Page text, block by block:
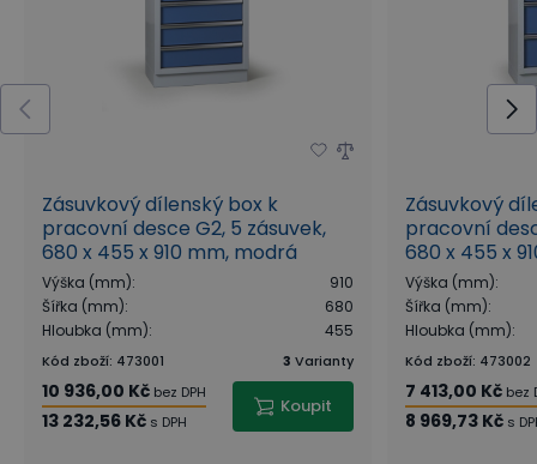
Zásuvkový dílenský box k
pracovní desce G2, 5 zásuvek,
680 x 455 x 910 mm, modrá
Výška (mm):
910
Šířka (mm):
680
Hloubka (mm): 455
Kód zboží: 473001 3 Varianty
10 936,00 Kč bez DPH
13 232,56 Kč s DPH
Koupit
Zásuvkový
pracovní
680 x 455 x
Výška (mm):
Šířka (mm):
Hloubka (mm):
Kód zboží: 473002
7 413,00 Kč bez
8 969,73 Kč s